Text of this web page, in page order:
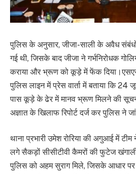
पुलिस के अनुसार, जीजा-साली के अवैध संबंधों
गई थी, जिसके बाद जीजा ने गर्भनिरोधक
कराया और भ्रूण को कूड़े में फेंक
पुलिस लाइन में प्रेस वार्ता में बताया कि
पास कूड़े के ढेर में मानव भ्रूण मिलने की
अज्ञात के खिलाफ रिपोर्ट दर्ज कर पुलिस ने
थाना प्रभारी उमेश रोरिया की अगुआई में
लगे सैकड़ों सीसीटीवी कैमरों की फुटेज
पुलिस को अहम सुराग मिले, जिसके आधार पर